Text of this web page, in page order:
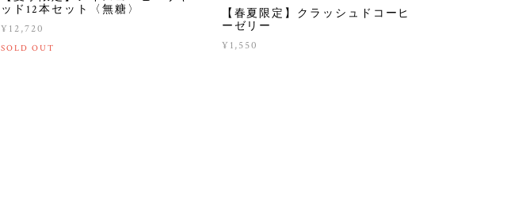
ッド12本セット〈無糖〉
¥12,720
SOLD OUT
【春夏限定】クラッシュドコーヒ
ーゼリー
¥1,550